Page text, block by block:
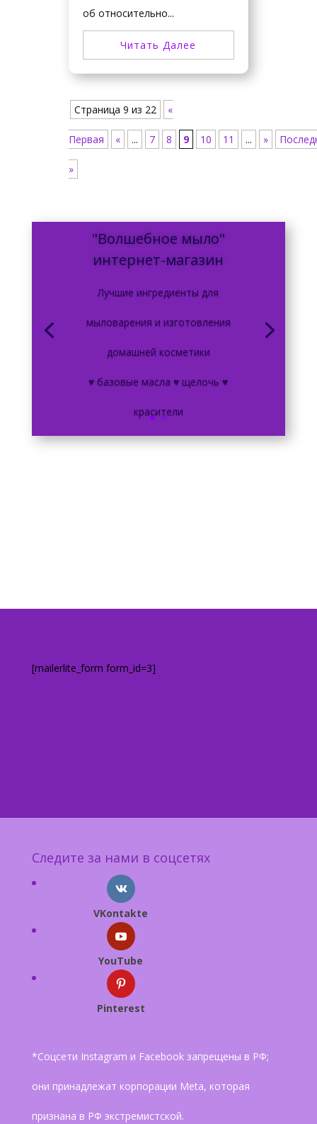
об относительно...
Читать Далее
Страница 9 из 22 «
Первая « ... 7 8 9 10 11 ... »
»
"Волшебное мыло"
интернет-магазин
Лучшие ингредиенты для
мыловарения и изготовления
домашней косметики
♥ базовые масла ♥ щелочь ♥
красители
♥ отдушки ♥ мыльная основа ♥ ПАВ
[mailerlite_form form_id=3]
Следите за нами в соцсетях
VKontakte
YouTube
Pinterest
*Соцсети Instagram и Facebook запрещены в РФ;
они принадлежат корпорации Meta, которая
признана в РФ экстремистской.